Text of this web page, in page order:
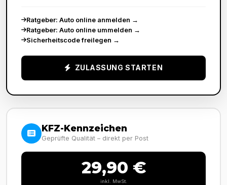
Ratgeber: Auto online anmelden →
Ratgeber: Auto online ummelden →
Sicherheitscode freilegen →
ZULASSUNG STARTEN
KFZ-Kennzeichen
Geprüfte Qualität – direkt per Post
29,90 €
inkl. MwSt.